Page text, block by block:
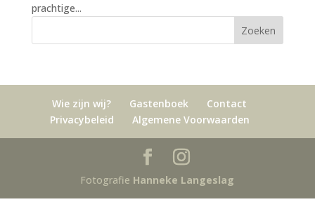
prachtige...
Wie zijn wij? Gastenboek
Contact
Privacybeleid
Algemene Voorwaarden
Fotografie Hanneke Langeslag